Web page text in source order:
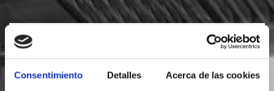
Consentimiento Detalles Acerca de las cookies
SOLICITA INFORMACIÓN